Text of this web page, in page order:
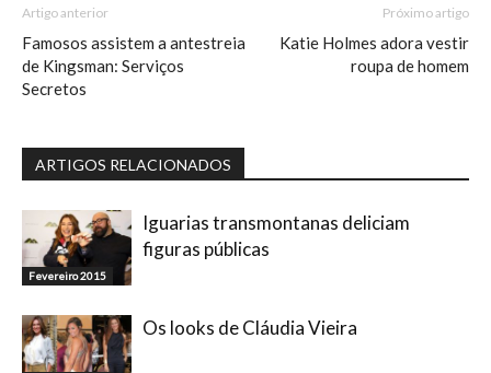
Artigo anterior
Famosos assistem a antestreia
de Kingsman: Serviços
Secretos
Próximo artigo
Katie Holmes adora vestir
roupa de homem
ARTIGOS RELACIONADOS
Fevereiro 2015
Iguarias transmontanas deliciam
figuras públicas
Os looks de Cláudia Vieira